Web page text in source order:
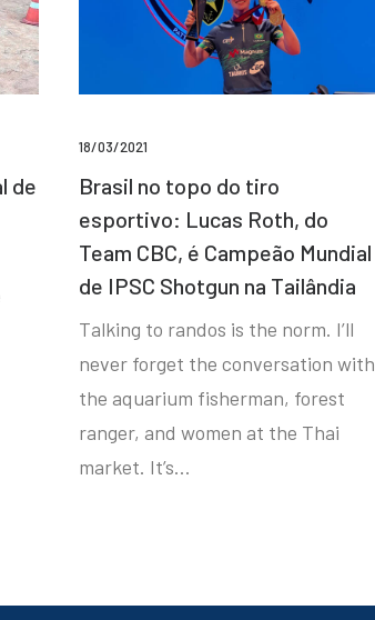
de
18/03/2021
Brasil no topo do tiro
esportivo: Lucas Roth, do
Team CBC, é Campeão Mundial
de IPSC Shotgun na Tailândia
Talking to randos is the norm. I’ll
never forget the conversation with
the aquarium fisherman, forest
ranger, and women at the Thai
market. It’s…